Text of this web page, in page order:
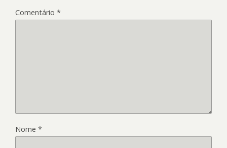
Comentário *
Nome *